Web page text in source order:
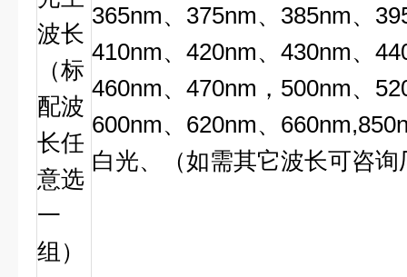
波长
（标
配波
长任
意选
一
组）
365nm、375nm、385nm、
410nm、420nm、430nm、
460nm、470nm，500nm、
600nm、620nm、
白光、（如需其它波长可咨询